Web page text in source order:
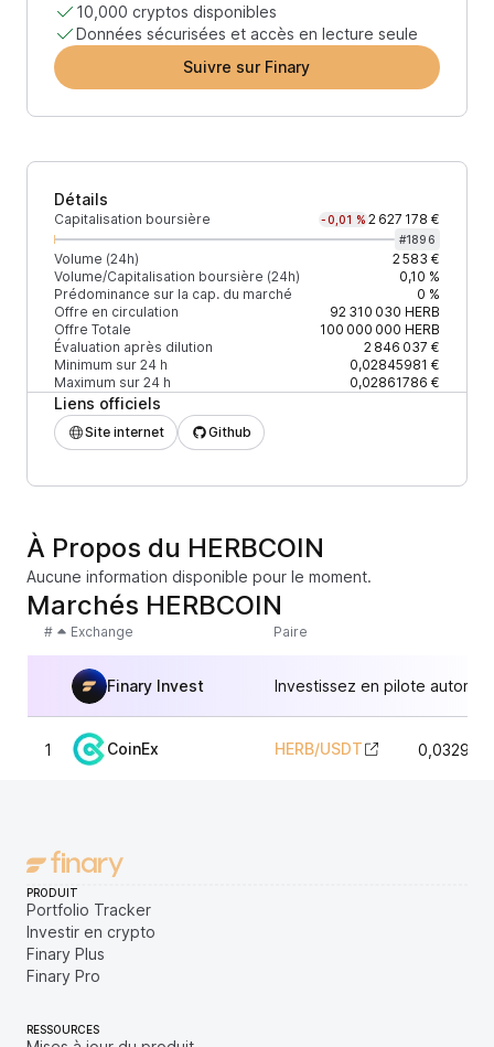
10,000 cryptos disponibles
Données sécurisées et accès en lecture seule
Suivre sur Finary
Détails
Capitalisation boursière -0,01 % 2 627 178 €
#1896
Volume (24h)
2 583 €
Volume/Capitalisation boursière (24h)
0,10 %
Prédominance sur la cap. du marché
0 %
Offre en circulation
92 310 030 HERB
Offre Totale
100 000 000 HERB
Évaluation après dilution
2 846 037 €
Minimum sur 24 h
0,02845981 €
Maximum sur 24 h
0,02861786 €
Liens officiels
Site internet Github
À Propos du HERBCOIN
Aucune information disponible pour le moment.
Marchés HERBCOIN
# Exchange Paire
Finary Invest Investissez en pilote
1 CoinEx HERB/USDT
PRODUIT
Portfolio Tracker
Investir en crypto
Finary Plus
Finary Pro
RESSOURCES